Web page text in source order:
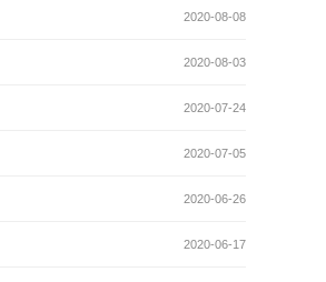
2020-08-08
2020-08-03
2020-07-24
2020-07-05
2020-06-26
2020-06-17